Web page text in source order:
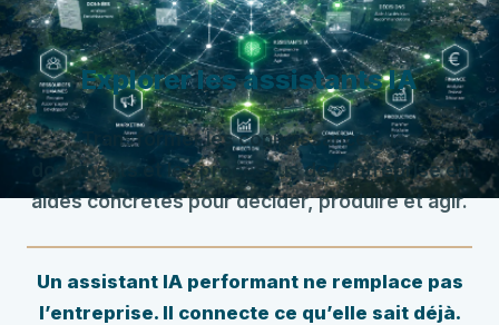
Explorer les assistants IA
Transformer les connaissances, les
documents et les processus de l’entreprise en
aides concrètes pour décider, produire et agir.
Un assistant IA performant ne remplace pas
l’entreprise. Il connecte ce qu’elle sait déjà.